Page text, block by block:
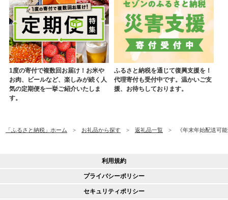
1度の寄付で複数回お届け！お米や
お肉、ビールなど、楽しみが続く人
気の定期便を一挙ご紹介いたしま
す。
ふるさと納税を通じて復興支援を！
代理寄付も受付中です。温かいご支
援、お待ちしております。
「ふるさと納税」ホーム お礼品から探す 返礼品一覧 《年末年始配送可
利用規約
プライバシーポリシー
セキュリティポリシー